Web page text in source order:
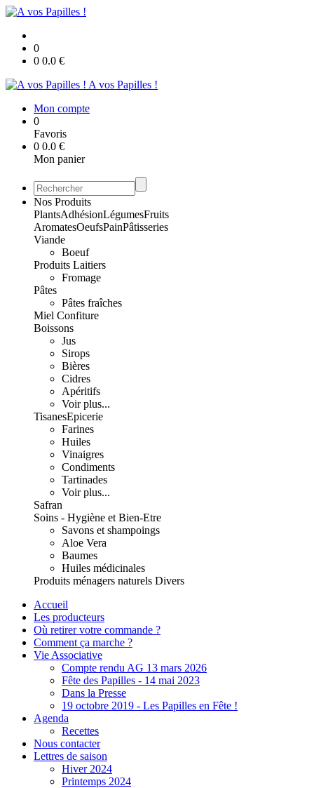
0
0 0.0 €
A vos Papilles !
Mon compte
0
Favoris
0 0.0 €
Mon panier
Nos Produits
PlantsAdhésionLégumesFruits
AromatesOeufsPainPâtisseries
Viande
Boeuf
Produits Laitiers
Fromage
Pâtes
Pâtes fraîches
Miel Confiture
Boissons
Jus
Sirops
Bières
Cidres
Apéritifs
Voir plus...
TisanesEpicerie
Farines
Huiles
Vinaigres
Condiments
Tartinades
Voir plus...
Safran
Soins - Hygiène et Bien-Etre
Savons et shampoings
Aloe Vera
Baumes
Huiles médicinales
Produits ménagers naturels Divers
Accueil
Les producteurs
Où retirer votre commande ?
Comment ça marche ?
Vie Associative
Compte rendu AG 13 mars 2026
Fête des Papilles - 14 mai 2023
Dans la Presse
19 octobre 2019 - Les Papilles en Fête !
Agenda
Recettes
Nous contacter
Lettres de saison
Hiver 2024
Printemps 2024